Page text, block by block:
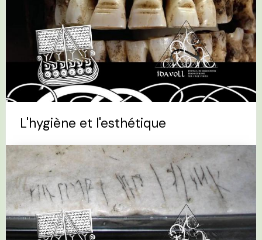
L'hygiène et l'esthétique